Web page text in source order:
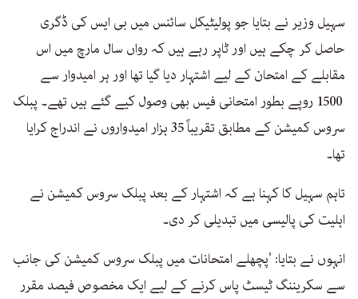
سہیل وزیر نے بتایا جو پولیٹیکل سائنس میں بی ایس کی ڈگری
حاصل کر چکے ہیں اور ٹاپر رہے ہیں کہ رواں سال مارچ میں اس
مقابلے کے امتحان کے لیے اشتہار دیا گیا تھا اور ہر امیدوار سے
1500 روپے بطور امتحانی فیس بھی وصول کیے گئے ہیں تھے۔ پبلک
سروس کمیشن کے مطابق تقریباً 35 ہزار امیدواروں نے اندراج کرایا
تھا۔
تاہم سہیل کا کہنا ہے کہ اشتہار کے بعد پبلک سروس کمیشن نے
اہلیت کی پالیسی میں تبدیلی کر دی۔
انہوں نے بتایا: ’پچھلے امتحانات میں پبلک سروس کمیشن کی جانب
سے سکریننگ ٹیسٹ پاس کرنے کے لیے ایک مخصوص فیصد مقرر